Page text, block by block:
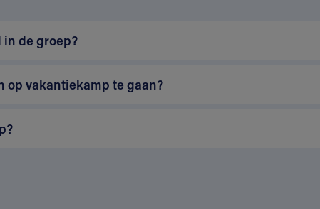
de groep?
op vakantiekamp te gaan?